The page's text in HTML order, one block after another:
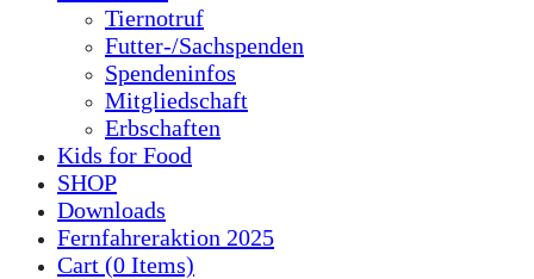
Tiernotruf
Futter-/Sachspenden
Spendeninfos
Mitgliedschaft
Erbschaften
Kids for Food
SHOP
Downloads
Fernfahreraktion 2025
Cart (0 Items)